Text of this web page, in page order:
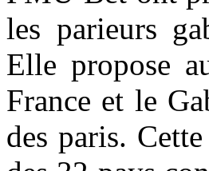
les parieurs
Elle propose
France et le
des paris.